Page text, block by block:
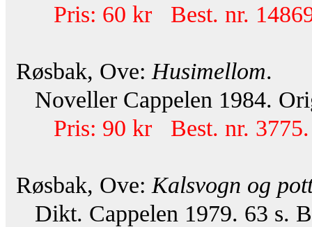
Pris: 60 kr Best. nr.
Røsbak, Ove: Husimellom.
Noveller Cappelen 1984.
Pris: 90 kr Best. nr. 3775.
Røsbak, Ove: Kalsvogn og
Dikt. Cappelen 1979. 63 s.